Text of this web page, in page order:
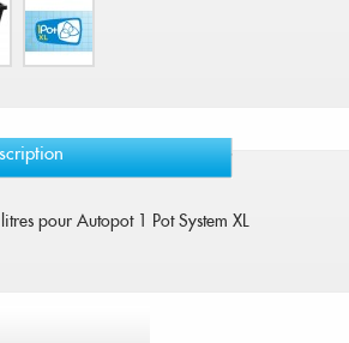
pour Autopot 1 Pot System XL